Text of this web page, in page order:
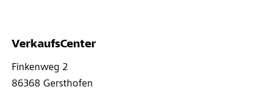
VerkaufsCenter
Finkenweg 2
86368 Gersthofen